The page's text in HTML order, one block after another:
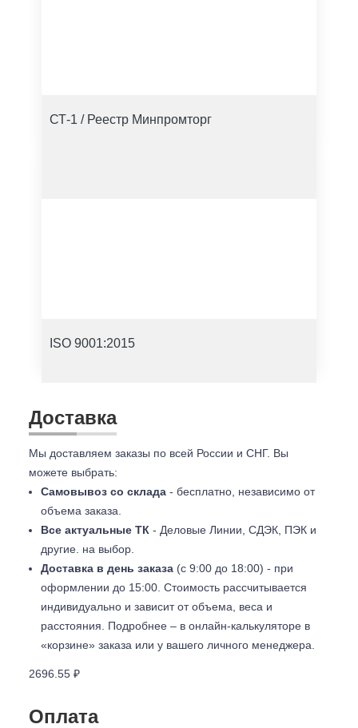
СТ-1 / Реестр Минпромторг
ISO 9001:2015
Доставка
Мы доставляем заказы по всей России и СНГ. Вы
можете выбрать:
Самовывоз со склада - бесплатно, независимо от
объема заказа.
Все актуальные ТК - Деловые Линии, СДЭК, ПЭК и
другие. на выбор.
Доставка в день заказа (с 9:00 до 18:00) - при
оформлении до 15:00. Стоимость рассчитывается
индивидуально и зависит от объема, веса и
расстояния. Подробнее – в онлайн-калькуляторе в
«корзине» заказа или у вашего личного менеджера.
2696.55 ₽
Оплата